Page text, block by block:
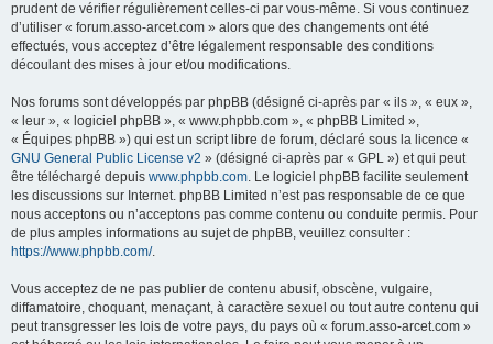
prudent de vérifier régulièrement celles-ci par vous-même. Si vous continuez
d’utiliser « forum.asso-arcet.com » alors que des changements ont été
effectués, vous acceptez d’être légalement responsable des conditions
découlant des mises à jour et/ou modifications.
Nos forums sont développés par phpBB (désigné ci-après par « ils », « eux »,
« leur », « logiciel phpBB », « www.phpbb.com », « phpBB Limited »,
« Équipes phpBB ») qui est un script libre de forum, déclaré sous la licence «
GNU General Public License v2 » (désigné ci-après par « GPL ») et qui peut
être téléchargé depuis www.phpbb.com. Le logiciel phpBB facilite seulement
les discussions sur Internet. phpBB Limited n’est pas responsable de ce que
nous acceptons ou n’acceptons pas comme contenu ou conduite permis. Pour
de plus amples informations au sujet de phpBB, veuillez consulter :
https://www.phpbb.com/.
Vous acceptez de ne pas publier de contenu abusif, obscène, vulgaire,
diffamatoire, choquant, menaçant, à caractère sexuel ou tout autre contenu qui
peut transgresser les lois de votre pays, du pays où « forum.asso-arcet.com »